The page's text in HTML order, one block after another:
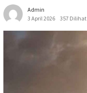
Admin
3 April 2026
357 Dilihat